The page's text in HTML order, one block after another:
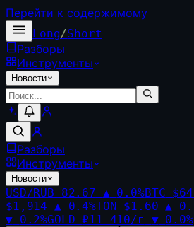
Перейти к содержимому
Long/Short
Разборы
Инструменты
Новости
Разборы
Инструменты
Новости
USD/RUB 82.67 ▲ 0.0%BTC
$1,914 ▲ 0.4%TON $1.60 ▲
▼ 0.2%GOLD ₽11 410/г ▼ 0.0%